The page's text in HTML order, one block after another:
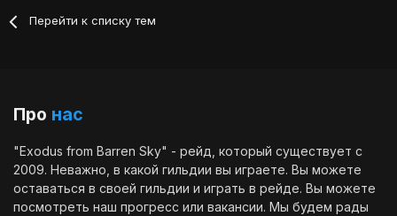
Перейти к списку тем
Про нас
"Exodus from Barren Sky" - рейд, который существует с
2009. Неважно, в какой гильдии вы играете. Вы можете
оставаться в своей гильдии и играть в рейде. Вы можете
посмотреть наш прогресс или вакансии. Мы будем рады